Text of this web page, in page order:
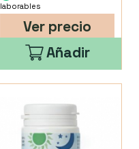
laborables
Ver precio
Añadir